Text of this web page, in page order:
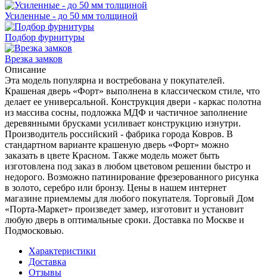
Усиленные - до 50 мм толщиной
Подбор фурнитуры
Врезка замков
Описание
Эта модель популярна и востребована у покупателей.
Крашеная дверь «Форт» выполнена в классическом стиле, что
делает ее универсальной. Конструкция двери - каркас полотна
из массива сосны, подложка МДФ и частичное заполнение
деревянными брусками усиливает конструкцию изнутри.
Производитель российский - фабрика города Ковров. В
стандартном варианте крашеную дверь «Форт» можно
заказать в цвете Красном. Также модель может быть
изготовлена под заказ в любом цветовом решении быстро и
недорого. Возможно патинирование фрезерованного рисунка
в золото, серебро или бронзу. Цены в нашем интернет
магазине приемлемы для любого покупателя. Торговый Дом
«Порта-Маркет» произведет замер, изготовит и установит
любую дверь в оптимальные сроки. Доставка по Москве и
Подмосковью.
Характеристики
Доставка
Отзывы